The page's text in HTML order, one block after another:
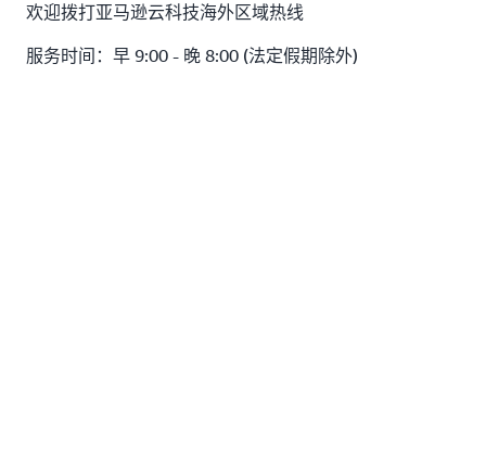
欢迎拨打亚马逊云科技海外区域热线
服务时间：早 9:00 - 晚 8:00 (法定假期除外)